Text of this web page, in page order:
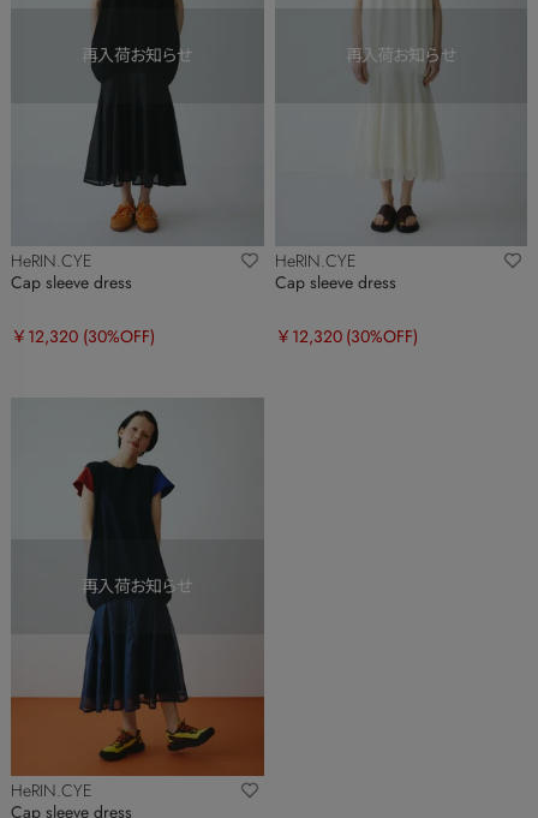
HeRIN.CYE
Cap sleeve dress
￥12,320 (30%OFF)
HeRIN.CYE
Cap sleeve dress
￥12,320 (30%OFF)
HeRIN.CYE
Cap sleeve dress